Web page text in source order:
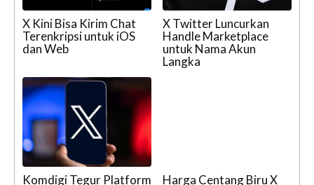
X Kini Bisa Kirim Chat
Terenkripsi untuk iOS
dan Web
X Twitter Luncurkan
Handle Marketplace
untuk Nama Akun
Langka
Komdigi Tegur Platform Harga Centang Biru X